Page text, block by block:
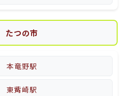
たつの市
本竜野駅
東觜崎駅